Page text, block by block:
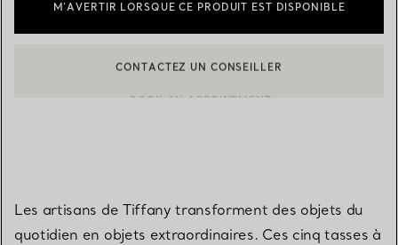
M’AVERTIR LORSQUE CE PRODUIT EST DISPONIBLE
Les artisans de Tiffany transforment des objets du
quotidien en objets extraordinaires. Ces cinq tasses à